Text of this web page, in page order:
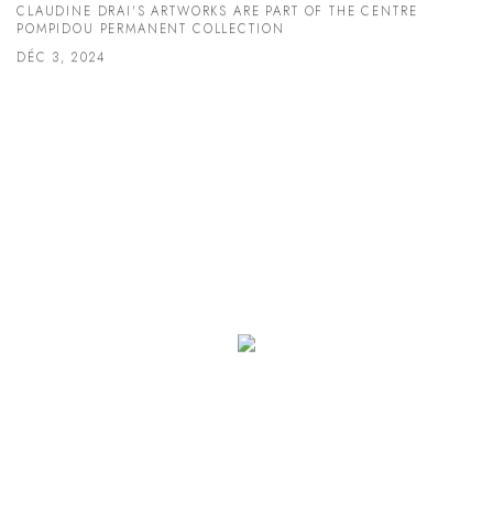
CLAUDINE DRAI'S ARTWORKS ARE PART OF THE CENTRE
POMPIDOU PERMANENT COLLECTION
DÉC 3, 2024